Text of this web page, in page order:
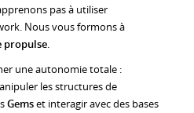
pas à utiliser
Nous vous formons à
propulse.
une autonomie totale :
les structures de
Gemset interagir avec des bases